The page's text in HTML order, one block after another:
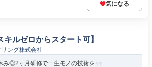
気になる
キルゼロからスタート可】
ング株式会社
み◎2ヶ月研修で一生モノの技術を